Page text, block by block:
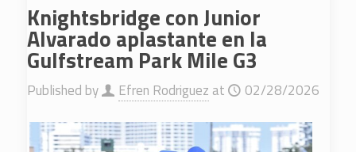
Knightsbridge con Junior
Alvarado aplastante en la
Gulfstream Park Mile G3
Published by Efren Rodriguez at 02/28/2026